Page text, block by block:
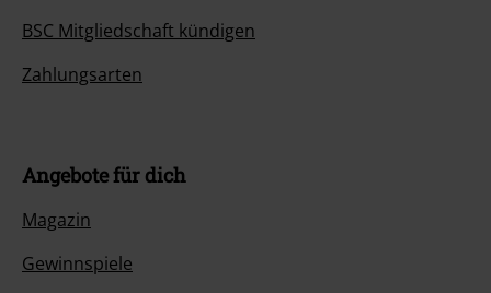
BSC Mitgliedschaft kündigen
Zahlungsarten
Angebote für dich
Magazin
Gewinnspiele